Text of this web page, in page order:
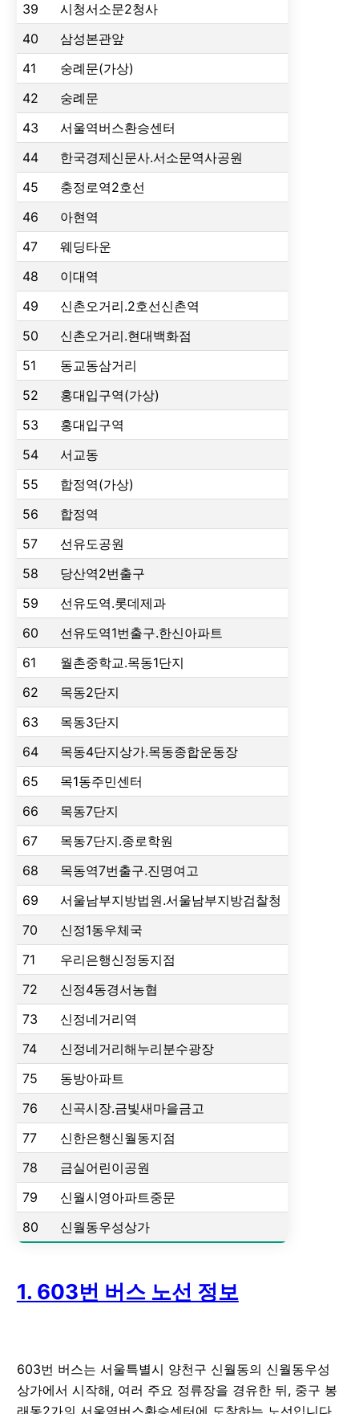
39
시청서소문2청사
40
삼성본관앞
41
숭례문(가상)
42
숭례문
43
서울역버스환승센터
44
한국경제신문사.서소문역사공원
45
충정로역2호선
46
아현역
47
웨딩타운
48
이대역
49
신촌오거리.2호선신촌역
50
신촌오거리.현대백화점
51
동교동삼거리
52
홍대입구역(가상)
53
홍대입구역
54
서교동
55
합정역(가상)
56
합정역
57
선유도공원
58
당산역2번출구
59
선유도역.롯데제과
60
선유도역1번출구.한신아파트
61
월촌중학교.목동1단지
62
목동2단지
63
목동3단지
64
목동4단지상가.목동종합운동장
65
목1동주민센터
66
목동7단지
67
목동7단지.종로학원
68
목동역7번출구.진명여고
69
서울남부지방법원.서울남부지방검찰청
70
신정1동우체국
71
우리은행신정동지점
72
신정4동경서농협
73
신정네거리역
74
신정네거리해누리분수광장
75
동방아파트
76
신곡시장.금빛새마을금고
77
신한은행신월동지점
78
금실어린이공원
79
신월시영아파트중문
80
신월동우성상가
1. 603번 버스 노선 정보
603번 버스는 서울특별시 양천구 신월동의 신월동우성
상가에서 시작해, 여러 주요 정류장을 경유한 뒤, 중구 봉